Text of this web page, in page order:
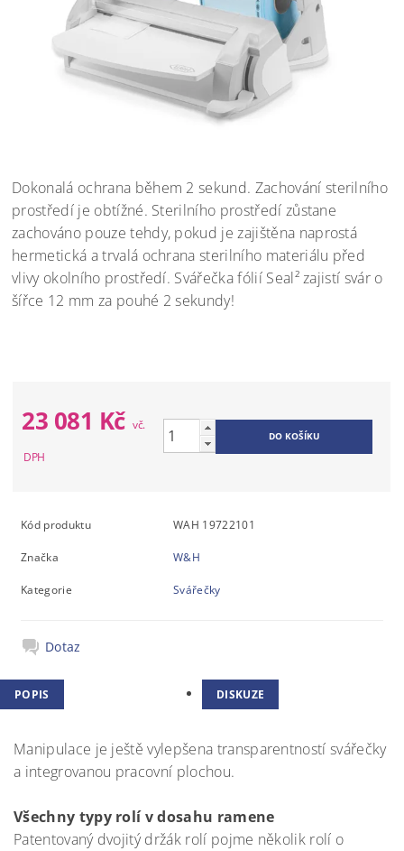
Dokonalá ochrana během 2 sekund. Zachování sterilního
prostředí je obtížné. Sterilního prostředí zůstane
zachováno pouze tehdy, pokud je zajištěna naprostá
hermetická a trvalá ochrana sterilního materiálu před
vlivy okolního prostředí. Svářečka fólií Seal² zajistí svár o
šířce 12 mm za pouhé 2 sekundy!
23 081 Kč
Kód produktu WAH 19722101
Značka W&H
Kategorie Svářečky
Dotaz
POPIS DISKUZE
Manipulace je ještě vylepšena transparentností svářečky
a integrovanou pracovní plochou.
Všechny typy rolí v dosahu ramene
Patentovaný dvojitý držák rolí pojme několik rolí o